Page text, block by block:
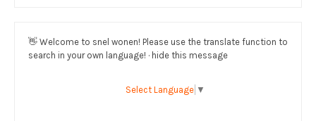
👋 Welcome to snel wonen! Please use the translate function to
search in your own language! · hide this message
Select Language ▼